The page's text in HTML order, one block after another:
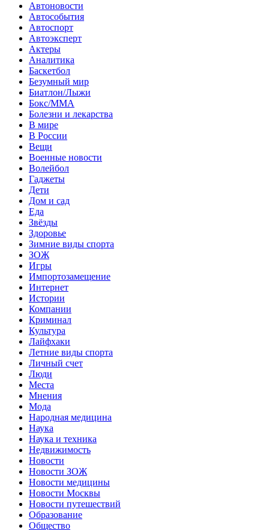
Автоновости
Автособытия
Автоспорт
Автоэксперт
Актеры
Аналитика
Баскетбол
Безумный мир
Биатлон/Лыжи
Бокс/MMA
Болезни и лекарства
В мире
В России
Вещи
Военные новости
Волейбол
Гаджеты
Дети
Дом и сад
Еда
Звёзды
Здоровье
Зимние виды спорта
ЗОЖ
Игры
Импортозамещение
Интернет
Истории
Компании
Криминал
Культура
Лайфхаки
Летние виды спорта
Личный счет
Люди
Места
Мнения
Мода
Народная медицина
Наука
Наука и техника
Недвижимость
Новости
Новости ЗОЖ
Новости медицины
Новости Москвы
Новости путешествий
Образование
Общество